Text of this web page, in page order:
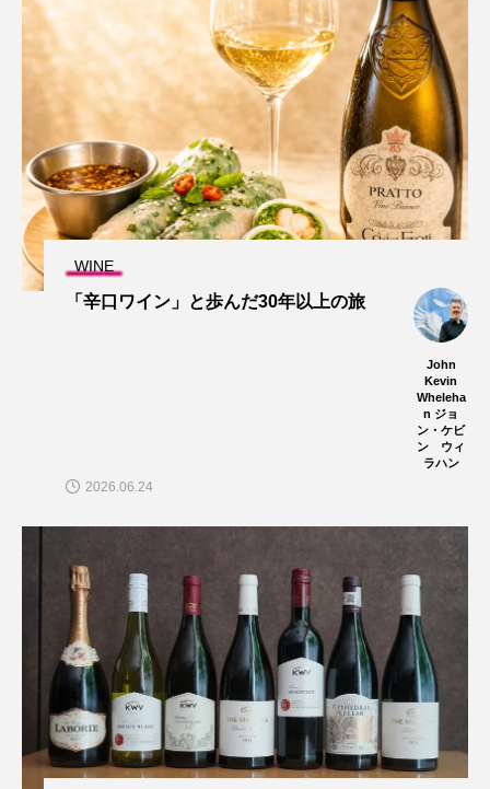
WINE
「辛口ワイン」と歩んだ30年以上の旅
John
Kevin
Wheleha
n ジョ
ン・ケビ
ン ウィ
ラハン
2026.06.24